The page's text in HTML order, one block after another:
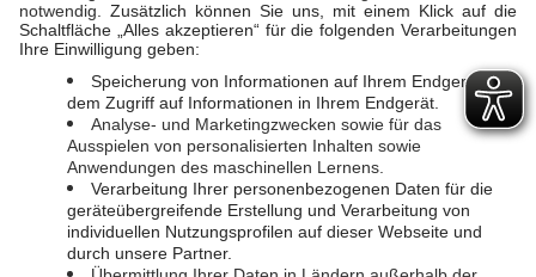
E-Carsharing
EVL-Videowall
KONTAKT
Kontakt
Ansprechpartner­:innen
SOCIAL MEDIA
Instagram
Facebook
LINKS